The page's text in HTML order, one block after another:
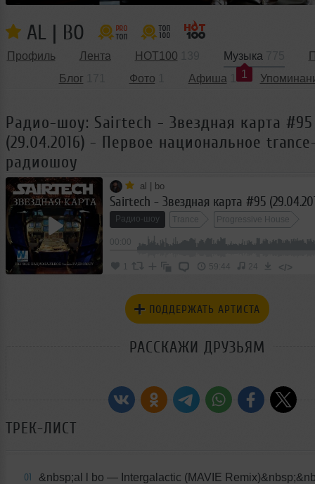
AL | BO
Профиль Лента HOT100
Музыка
1
Блог
Фото Афиша
Радио-шоу: Sairtech - Звездная карта #95
(29.04.2016) - Первое национальное
радиошоу
al | bo
Радио-шоу Trance Progressive House
Progressive Trance Vocal Trance Club/
59:44 24 </>
ПОДДЕРЖАТЬ АРТИСТА
РАССКАЖИ ДРУЗЬЯМ
ТРЕК-ЛИСТ
01 &nbsp;al l bo — Intergalactic (MAVIE